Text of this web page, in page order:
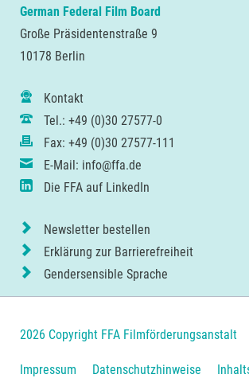
German Federal Film Board
Große Präsidentenstraße 9
10178 Berlin
Kontakt
Tel.: +49 (0)30 27577-0
Fax: +49 (0)30 27577-111
E-Mail: info@ffa.de
Die FFA auf LinkedIn
Newsletter bestellen
Erklärung zur Barrierefreiheit
Gendersensible Sprache
2026 Copyright FFA Filmförderungsanstalt
Navigation
Impressum Datenschutzhinweise